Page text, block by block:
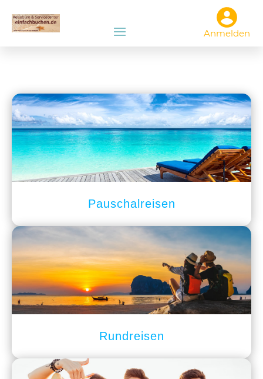
Anmelden
Pauschalreisen
Rundreisen